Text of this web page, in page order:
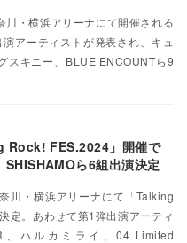
・横浜アリーナにて開催される
アーティストが発表され、キュ
スキニー、BLUE ENCOUNTら9
Rock! FES.2024」開催で
ら6組出演決定
川・横浜アリーナにて「Talking
定。あわせて第1弾出演アーティ
、ハルカミライ、04 Limited